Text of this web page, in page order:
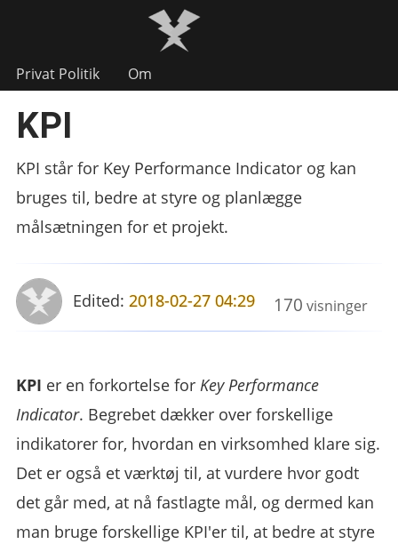
Privat Politik Om
KPI
KPI står for Key Performance Indicator og kan
bruges til, bedre at styre og planlægge
målsætningen for et projekt.
170 visninger
Edited:2018-02-27 04:29
KPI er en forkortelse forKey Performance
Indicator. Begrebet dækker over forskellige
indikatorer for, hvordan en virksomhed klare sig.
Det er også et værktøj til, at vurdere hvor godt
det går med, at nå fastlagte mål, og dermed kan
man bruge forskellige KPI'er til, at bedre at styre